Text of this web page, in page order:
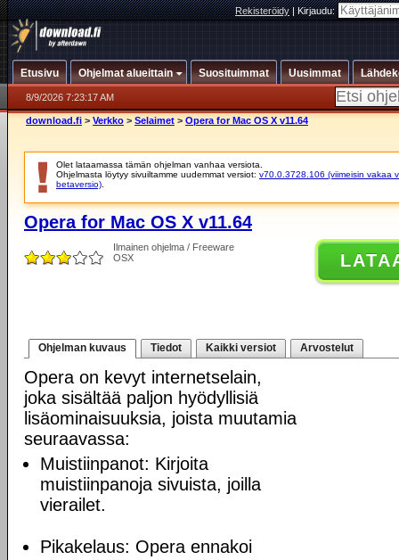
Rekisteröidy|Kirjaudu:
Etusivu Ohjelmat alueittain Suosituimmat Uusimmat
8/9/2026 7:23:17 AM
download.fi > Verkko > Selaimet > Opera for Mac OS X v11.64
Olet lataamassa tämän ohjelman vanhaa versiota.
Ohjelmasta löytyy sivuiltamme uudemmat versiot: v70.0.3728.106 (viimeisin vakaa
betaversio)
Opera for Mac OS X v11.64
Ilmainen ohjelma / Freeware
OSX
Ohjelman kuvaus Tiedot Kaikki versiot Arvostelut
Opera on kevyt internetselain,
joka sisältää paljon hyödyllisiä
lisäominaisuuksia, joista muutamia
seuraavassa:
Muistiinpanot: Kirjoita
muistiinpanoja sivuista, joilla
vierailet.
Pikakelaus: Opera ennakoi